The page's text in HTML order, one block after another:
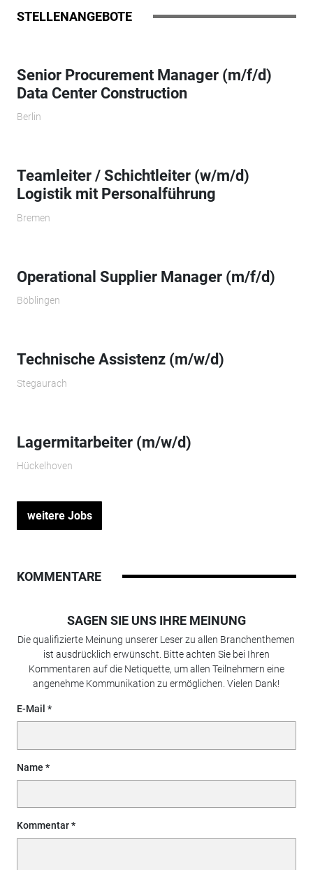
STELLENANGEBOTE
Senior Procurement Manager (m/f/d)
Data Center Construction
Berlin
Teamleiter / Schichtleiter (w/m/d)
Logistik mit Personalführung
Bremen
Operational Supplier Manager​ (m/f/d)
Böblingen
Technische Assistenz (m/w/d)
Stegaurach
Lagermitarbeiter (m/w/d)
Hückelhoven
weitere Jobs
KOMMENTARE
SAGEN SIE UNS IHRE MEINUNG
Die qualifizierte Meinung unserer Leser zu allen Branchenthemen
ist ausdrücklich erwünscht. Bitte achten Sie bei Ihren
Kommentaren auf die Netiquette, um allen Teilnehmern eine
angenehme Kommunikation zu ermöglichen. Vielen Dank!
E-Mail
Name
Kommentar